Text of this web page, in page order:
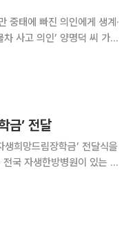
중태에 빠진 의인에게 생계·
금’ 전달
희망드림장학금’ 전달식을